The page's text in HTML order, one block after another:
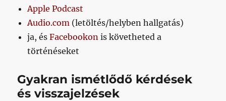
Apple Podcast
Audio.com (letöltés/helyben hallgatás)
ja, ésFacebookon is követheted a
történéseket
Gyakran ismétlődő kérdések
és visszajelzések